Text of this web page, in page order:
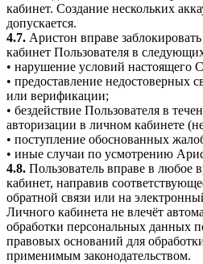
кабинет. Создание нескольких
допускается.
4.7. Аристон вправе
кабинет Пользователя в
• нарушение условий настоящего
• предоставление недостоверных
или верификации;
• бездействие Пользователя в
авторизации в личном кабинете
• поступление обоснованных
• иные случаи по усмотрению
4.8. Пользователь вправе в любое
кабинет, направив
обратной связи или на
Личного кабинета не влечёт
обработки персональных данных
правовых оснований для
применимым законодательством.